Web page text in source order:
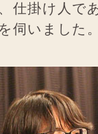
仕掛け人で
伺いました